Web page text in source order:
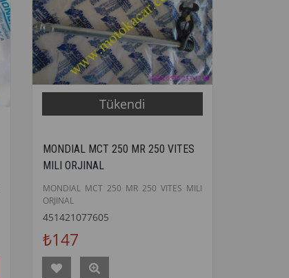
Tükendi
MONDIAL MCT 250 MR 250 VITES
MILI ORJINAL
MONDIAL MCT 250 MR 250 VITES MILI
ORJINAL
451421077605
₺147